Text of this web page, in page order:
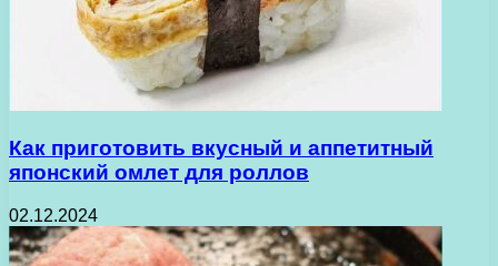
Как приготовить вкусный и аппетитный
японский омлет для роллов
02.12.2024